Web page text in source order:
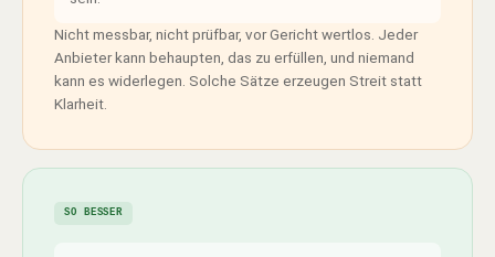
Nicht messbar, nicht prüfbar, vor Gericht wertlos. Jeder
Anbieter kann behaupten, das zu erfüllen, und niemand
kann es widerlegen. Solche Sätze erzeugen Streit statt
Klarheit.
SO BESSER